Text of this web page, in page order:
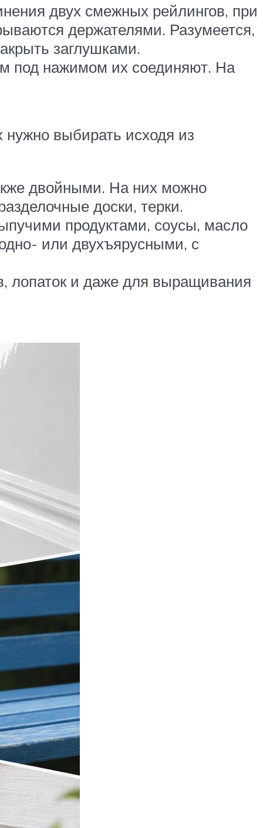
двух смежных рейлингов, при
держателями. Разумеется,
заглушками.
под нажимом их соединяют. На
выбирать исходя из
двойными. На них можно
доски, терки.
продуктами, соусы, масло
или двухъярусными, с
лопаток и даже для выращивания